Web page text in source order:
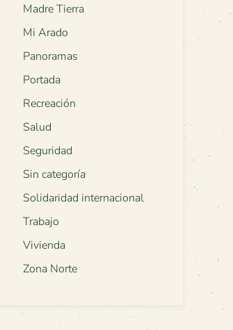
Madre Tierra
Mi Arado
Panoramas
Portada
Recreación
Salud
Seguridad
Sin categoría
Solidaridad internacional
Trabajo
Vivienda
Zona Norte